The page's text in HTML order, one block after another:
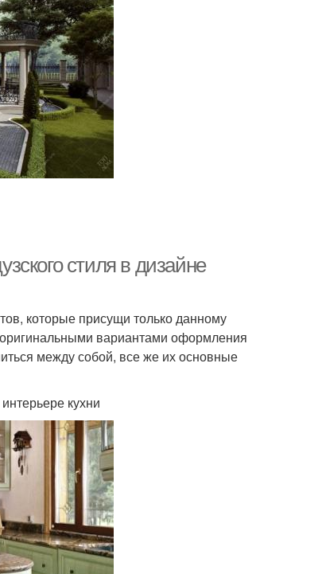
стиля в дизайне
которые присущи только данному
вариантами оформления
между собой, все же их основные
кухни